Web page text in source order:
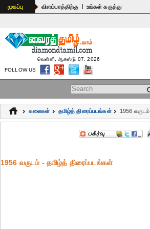
உலகம்
பொதுஅறிவு
கல்வி
ஆன்மிகம்
மருத்துவம்
முகப்பு விளம்பரத்திற்கு | உங்கள் கருத்து
Search form
வெள்ளி, ஆகஸ்டு 07, 2026
FOLLOW US
கலைகள் தமிழ்த் திரைப்படங்கள் 1956 வருடம்
1956 வருடம் - தமிழ்த் திரைப்படங்கள்